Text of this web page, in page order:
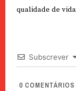
qualidade de
Subscrever
0 COMENTÁRIOS